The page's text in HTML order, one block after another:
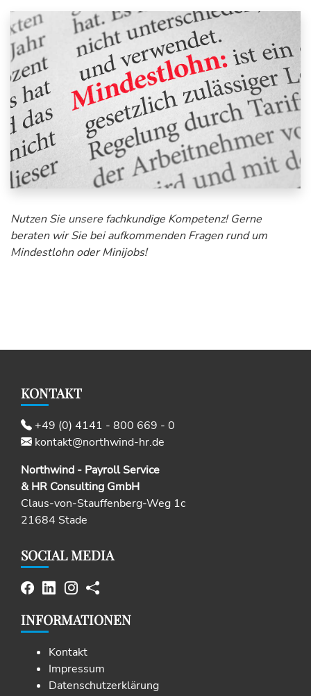
Nutzen Sie unsere fachkundige Kompetenz! Gerne
beraten wir Sie bei aufkommenden Fragen rund um
Mindestlohn oder Minijobs!
KONTAKT
+49 (0) 4141 - 800 669 - 0
kontakt@northwind-hr.de
Northwind - Payroll Service
& HR Consulting GmbH
Claus-von-Stauffenberg-Weg 1c
21684 Stade
SOCIAL MEDIA
INFORMATIONEN
Kontakt
Impressum
Datenschutzerklärung